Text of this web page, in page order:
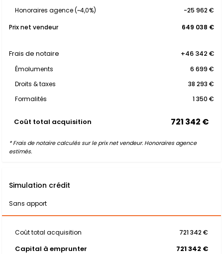
Honoraires agence (~4,0%)
-25 962 €
Prix net vendeur
649 038 €
Frais de notaire +46 342 €
Émoluments
6 699 €
Droits & taxes
38 293 €
Formalités
1 350 €
Coût total acquisition 721 342 €
* Frais de notaire calculés sur le prix net vendeur. Honoraires agence
estimés.
Simulation crédit
Sans apport
Coût total acquisition 721 342 €
Capital à emprunter 721 342 €